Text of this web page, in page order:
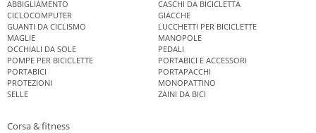
ABBIGLIAMENTO
CASCHI DA BICICLETTA
CICLOCOMPUTER
GIACCHE
GUANTI DA CICLISMO
LUCCHETTI PER BICICLETTE
MAGLIE
MANOPOLE
OCCHIALI DA SOLE
PEDALI
POMPE PER BICICLETTE
PORTABICI E ACCESSORI
PORTABICI
PORTAPACCHI
PROTEZIONI
MONOPATTINO
SELLE
ZAINI DA BICI
Corsa & fitness